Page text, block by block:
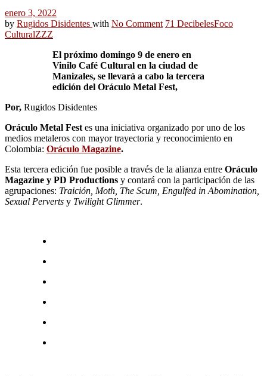
enero 3, 2022
by Rugidos Disidentes with No Comment 71 DecibelesFoco
CulturalZZZ
El próximo domingo 9 de enero en
Vinilo Café Cultural en la ciudad de
Manizales, se llevará a cabo la tercera
edición del Oráculo Metal Fest,
Por, Rugidos Disidentes
Oráculo Metal Fest es una iniciativa organizado por uno de los
medios metaleros con mayor trayectoria y reconocimiento en
Colombia: Oráculo Magazine.
Esta tercera edición fue posible a través de la alianza entre Oráculo
Magazine y PD Productions y contará con la participación de las
agrupaciones: Traición, Moth, The Scum, Engulfed in Abomination,
Sexual Perverts y Twilight Glimmer.